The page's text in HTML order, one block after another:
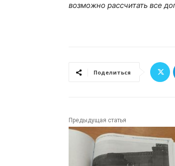
возможно рассчитать все
Поделиться
Предыдущая статья